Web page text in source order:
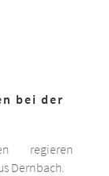
bei der
regieren
Dernbach.